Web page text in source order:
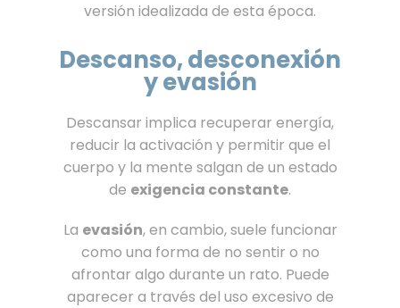
versión idealizada de esta época.
Descanso, desconexión
y evasión
Descansar implica recuperar energía,
reducir la activación y permitir que el
cuerpo y la mente salgan de un estado
de exigencia constante.
La evasión, en cambio, suele funcionar
como una forma de no sentir o no
afrontar algo durante un rato. Puede
aparecer a través del uso excesivo de